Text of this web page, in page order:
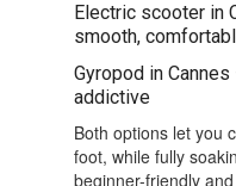
Electric scooter in
smooth,
Gyropod in
addictive
Both options let you
foot, while fully
beginner-friendly